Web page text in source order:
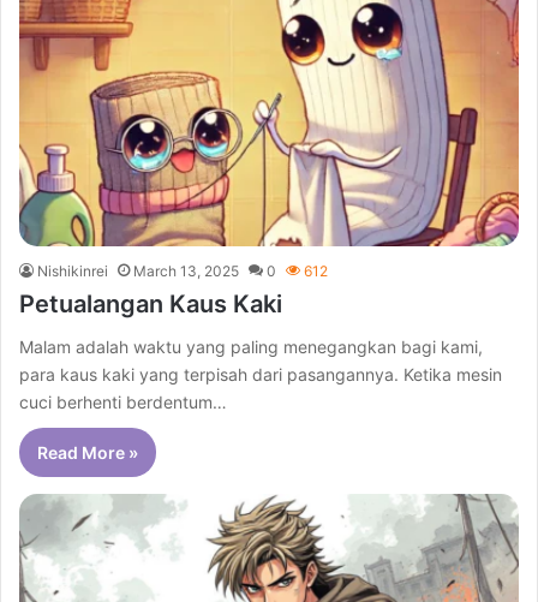
Nishikinrei March 13, 2025 0 612
Petualangan Kaus Kaki
Malam adalah waktu yang paling menegangkan bagi kami,
para kaus kaki yang terpisah dari pasangannya. Ketika mesin
cuci berhenti berdentum…
Read More »